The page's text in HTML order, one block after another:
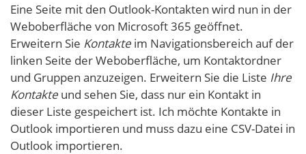
Eine Seite mit den Outlook-Kontakten wird nun in der
Weboberfläche von Microsoft 365 geöffnet.
Erweitern Sie Kontakte im Navigationsbereich auf der
linken Seite der Weboberfläche, um Kontaktordner
und Gruppen anzuzeigen. Erweitern Sie die Liste Ihre
Kontakte und sehen Sie, dass nur ein Kontakt in
dieser Liste gespeichert ist. Ich möchte Kontakte in
Outlook importieren und muss dazu eine CSV-Datei in
Outlook importieren.